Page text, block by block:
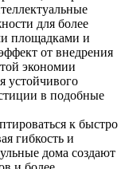
для более
площадками и
от внедрения
экономии
устойчивого
в подобные
к быстро
гибкость и
дома создают